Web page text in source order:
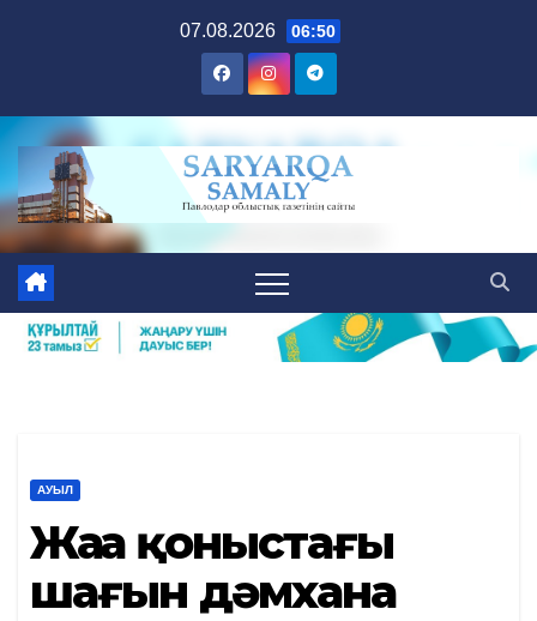
07.08.2026 06:50
АУЫЛ
Жаңа қоныстағы
шағын дәмхана